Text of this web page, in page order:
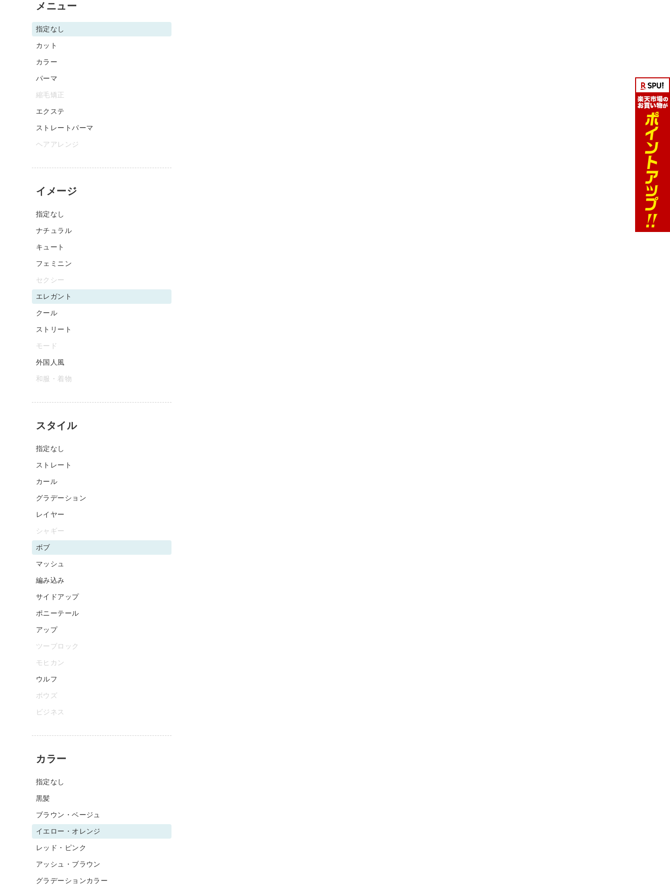
メニュー
指定なし
カット
カラー
パーマ
縮毛矯正
エクステ
ストレートパーマ
ヘアアレンジ
イメージ
指定なし
ナチュラル
キュート
フェミニン
セクシー
エレガント
クール
ストリート
モード
外国人風
和服・着物
スタイル
指定なし
ストレート
カール
グラデーション
レイヤー
シャギー
ボブ
マッシュ
編み込み
サイドアップ
ポニーテール
アップ
ツーブロック
モヒカン
ウルフ
ボウズ
ビジネス
カラー
指定なし
黒髪
ブラウン・ベージュ
イエロー・オレンジ
レッド・ピンク
アッシュ・ブラウン
グラデーションカラー